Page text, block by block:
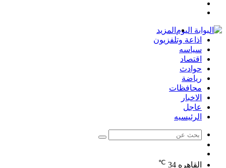
المزيد
اذاعة وتلفزيون
سياسه
اقتصاد
حوادث
رياضة
محافظات
الاخبار
عاجل
الرئيسيه
بحث
عشوائي
القاهره 34
℃